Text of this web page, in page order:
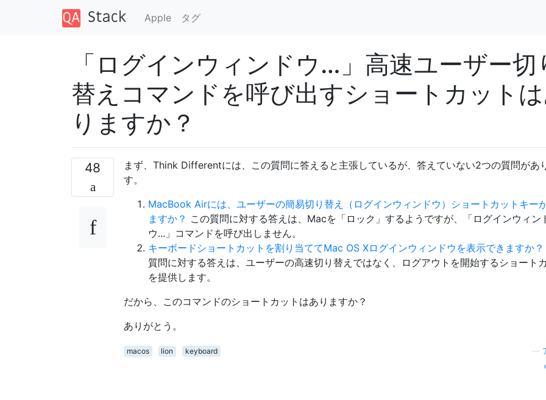
Apple タグ
「ログインウィンドウ…」高速ユーザー切
替えコマンドを呼び出すショートカット
りますか？
48
まず、Think Differentには、この質問に答えると主張しているが、答えていない2つの質問があ
す。
MacBook Airには、ユーザーの簡易切り替え（ログインウィンドウ）ショートカットキー
ますか？ この質問に対する答えは、Macを「ロック」するようですが、「ログインウィン
ウ...」コマンドを呼び出しません。
キーボードショートカットを割り当ててMac OS Xログインウィンドウを表示できますか？
質問に対する答えは、ユーザーの高速切り替えではなく、ログアウトを開始するショート
を提供します。
だから、このコマンドのショートカットはありますか？
ありがとう。
macos lion keyboard